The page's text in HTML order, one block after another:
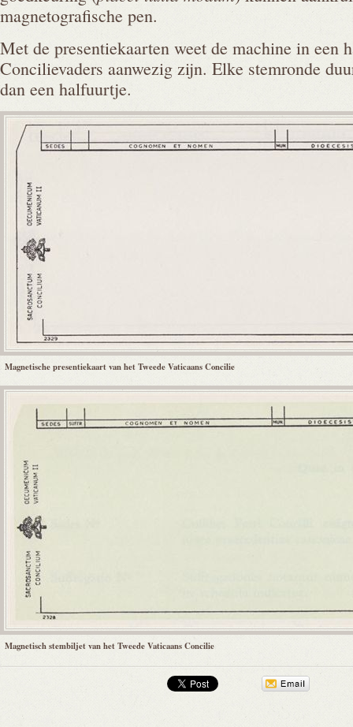
magnetografische pen.
Met de presentiekaarten weet de machine in een
Concilievaders aanwezig zijn. Elke stemronde
dan een halfuurtje.
Magnetische presentiekaart van het Tweede Vaticaans Concilie
Magnetisch stembiljet van het Tweede Vaticaans Concilie